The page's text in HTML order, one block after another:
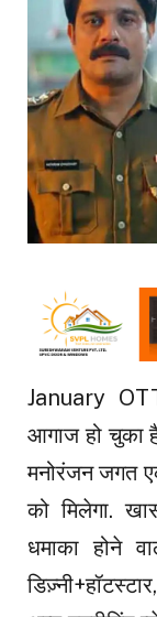
January
आगाज हो चुका
मनोरंजन जगत
को मिलेगा.
धमाका होने